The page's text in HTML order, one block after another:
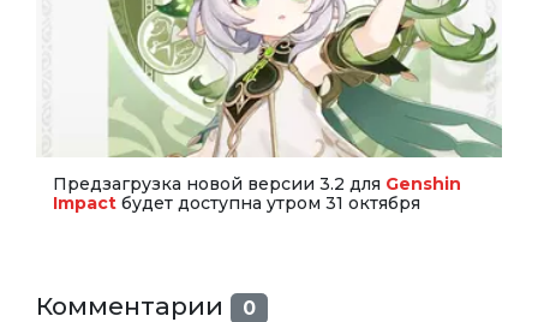
Предзагрузка новой версии 3.2 для Genshin
Impact будет доступна утром 31 октября
Комментарии 0